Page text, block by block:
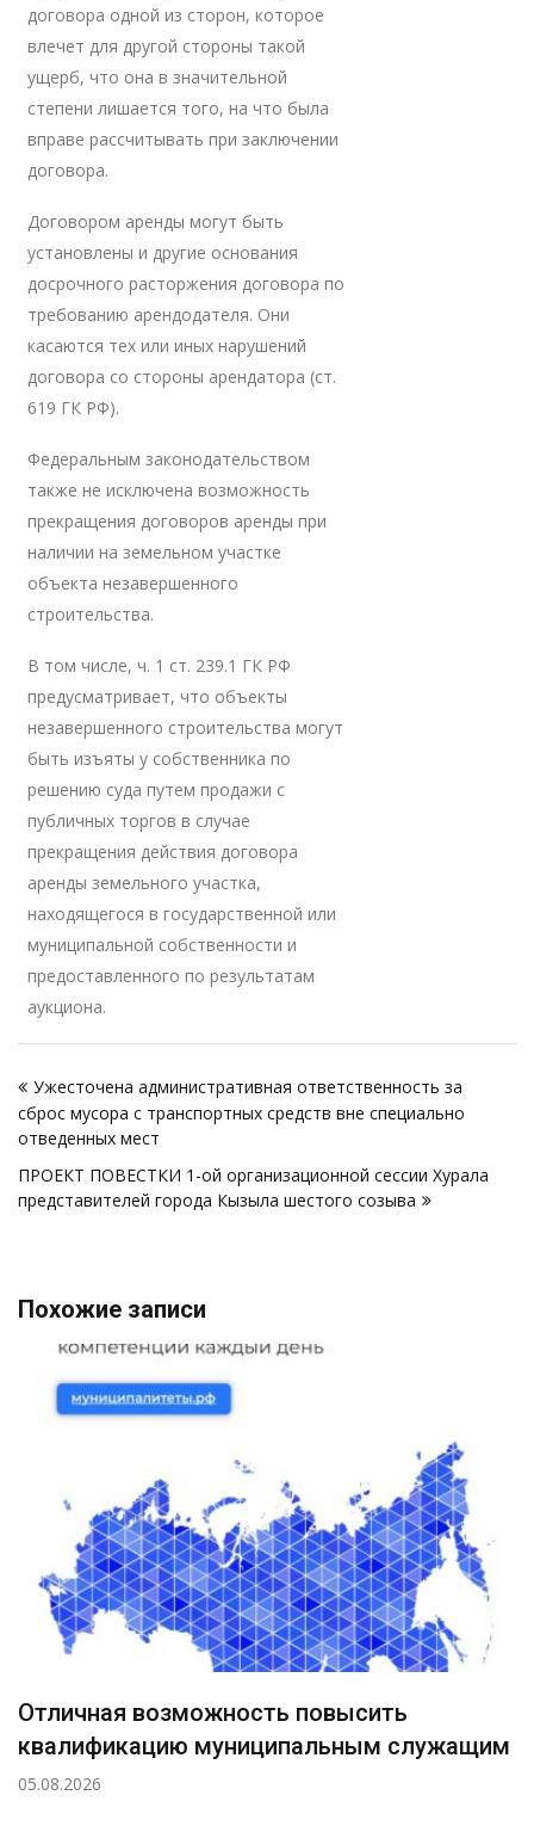
договора одной из сторон, которое
влечет для другой стороны такой
ущерб, что она в значительной
степени лишается того, на что была
вправе рассчитывать при заключении
договора.
Договором аренды могут быть
установлены и другие основания
досрочного расторжения договора по
требованию арендодателя. Они
касаются тех или иных нарушений
договора со стороны арендатора (ст.
619 ГК РФ).
Федеральным законодательством
также не исключена возможность
прекращения договоров аренды при
наличии на земельном участке
объекта незавершенного
строительства.
В том числе, ч. 1 ст. 239.1 ГК РФ
предусматривает, что объекты
незавершенного строительства могут
быть изъяты у собственника по
решению суда путем продажи с
публичных торгов в случае
прекращения действия договора
аренды земельного участка,
находящегося в государственной или
муниципальной собственности и
предоставленного по результатам
аукциона.
по
записям
Ужесточена административная ответственность за
сброс мусора с транспортных средств вне специально
отведенных мест
ПРОЕКТ ПОВЕСТКИ 1-ой организационной сессии Хурала
представителей города Кызыла шестого созыва
Похожие записи
Отличная возможность повысить
квалификацию муниципальным служащим
05.08.2026